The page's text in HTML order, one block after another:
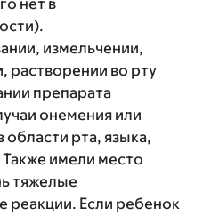
нет в
измельчении,
растворении во рту
препарата
онемения или
области рта, языка,
Также имели место
тяжелые
реакции. Если ребенок